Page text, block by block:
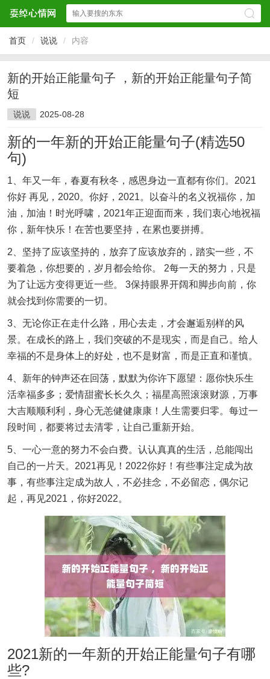
首页 / 说说 / 内容
新的开始正能量句子 ，新的开始正能量句子简
短
说说 2025-08-28
新的一年新的开始正能量句子(精选50
句)
1、年又一年，春夏有秋冬，感恩身边一直都有你们。2021
你好 再见，2020。你好，2021。以奋斗的名义祝福你，加
油，加油！时光呼啸，2021年正迎面而来，我们衷心地祝福
你，新年快乐！在苦也要坚持，在累也要拼搏。
2、坚持了应该坚持的，放弃了应该放弃的，踏实一些，不
要着急，你想要的，岁月都会给你。 2每一天的努力，只是
为了让远方变得更近一些。 3保持眼界开阔和脚步向前，你
就会找到你需要的一切。
3、无论你正在走什么路，用心去走，才会邂逅别样的风
景。在成长的路上，我们突破的不是现实，而是自己。给人
幸福的不是身体上的好处，也不是财富，而是正直和谨慎。
4、新年的钟声还在回荡，默默为你许下愿望：愿你快乐生
活幸福多多；爱情甜蜜长长久久；福星高照滚滚财源，万事
大吉顺顺利利，身心无恙健健康康！人生需要归零。每过一
段时间，都要将过去清零，让自己重新开始。
5、一心一意的努力不会白费。认认真真的生活，总能闯出
自己的一片天。2021再见！2022你好！有些事注定成为故
事，有些事注定成为故人，不必挂念，不必留恋，偶尔记
起，再见2021，你好2022。
2021新的一年新的开始正能量句子有哪
些?